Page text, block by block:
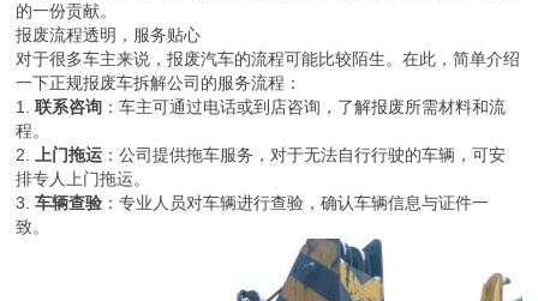
的一份贡献。
报废流程透明，服务贴心
对于很多车主来说，报废汽车的流程可能比较陌生。在此，简单介绍
一下正规报废车拆解公司的服务流程：
1.联系咨询 ：车主可通过电话或到店咨询，了解报废所需材料和流
程。
2.
上门拖运 ：公司提供拖车服务，对于无法自行行驶的车辆，可安
排专人上门拖运。
3.车辆查验 ：专业人员对车辆进行查验，确认车辆信息与证件一
致。